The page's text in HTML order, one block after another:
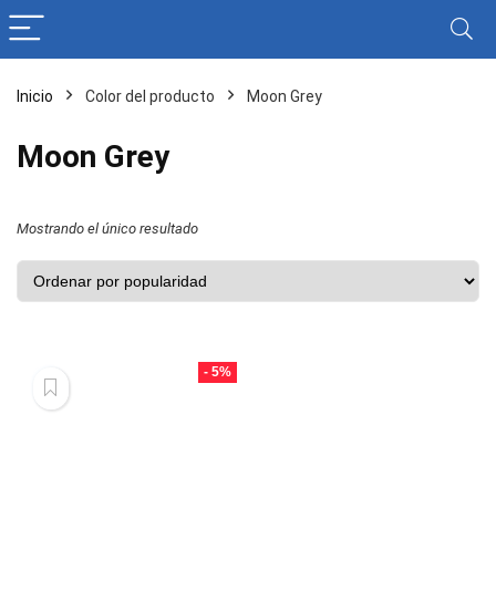
Inicio Color del producto Moon Grey
Moon Grey
Mostrando el único resultado
- 5%